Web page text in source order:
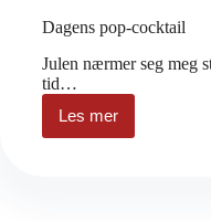
Dagens pop-cocktail
Julen nærmer seg meg
tid…
Les mer
Dagens
pop-